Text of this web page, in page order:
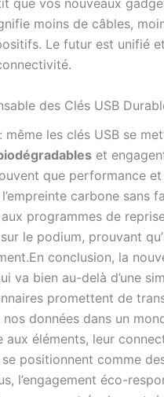
que vos nouveaux
moins de câbles,
Le futur est unifié
des Clés USB
les clés USB se
et
que performance
carbone sans
programmes de
le podium, prouvant
conclusion, la
va bien au-delà d’une
promettent de
données dans un
aux éléments, leur
positionnent comme
l’engagement éco-